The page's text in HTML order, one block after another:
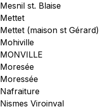
Mesnil st. Blaise
Mettet
Mettet (maison st Gérard)
Mohiville
MONVILLE
Moresée
Moressée
Nafraiture
Nismes Viroinval